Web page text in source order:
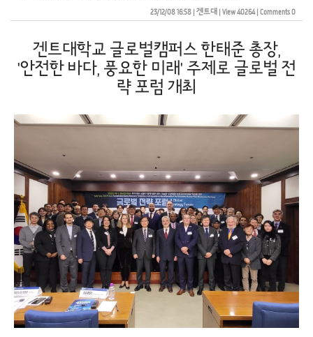
23/12/08 16:58| 겐트대| View 40264| Comments 0
겐트대학교 글로벌캠퍼스 한태준 총장,
'안전한 바다, 풍요한 미래' 주제로 글로벌 전
략 포럼 개최